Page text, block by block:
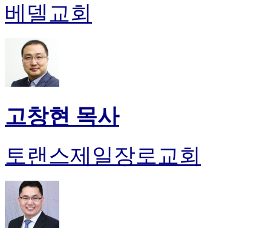
베델교회
고창현 목사
토랜스제일장로교회